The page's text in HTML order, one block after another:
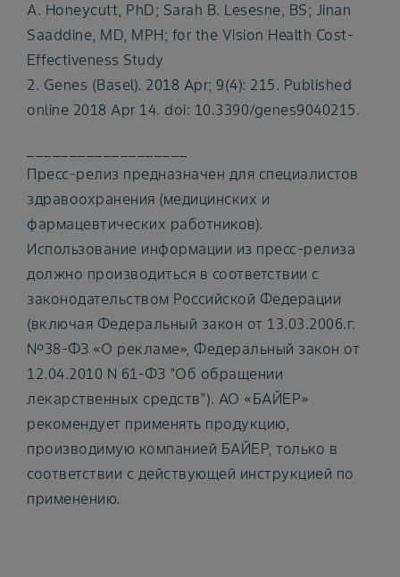
A. Honeycutt, PhD; Sarah B. Lesesne, BS; Jinan
Saaddine, MD, MPH; for the Vision Health Cost-
Effectiveness Study
2. Genes (Basel). 2018 Apr; 9(4): 215. Published
online 2018 Apr 14. doi: 10.3390/genes9040215.
Пресс-релиз предназначен для специалистов
здравоохранения (медицинских и
фармацевтических работников).
Использование информации из пресс-релиза
должно производиться в соответствии с
законодательством Российской Федерации
(включая Федеральный закон от 13.03.2006.г.
№38-ФЗ «О рекламе», Федеральный закон от
12.04.2010 N 61-ФЗ "Об обращении
лекарственных средств"). АО «БАЙЕР»
рекомендует применять продукцию,
производимую компанией БАЙЕР, только в
соответствии с действующей инструкцией по
применению.